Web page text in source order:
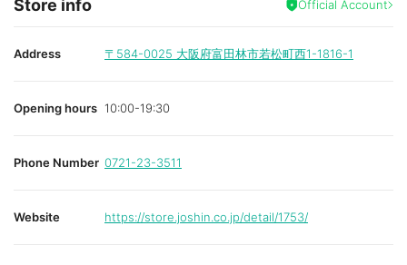
i
t
Store info Official Account
Address 〒584-0025 大阪府富田林市若松町西1-1816-1
Opening hours 10:00-19:30
Phone Number 0721-23-3511
Website https://store.joshin.co.jp/detail/1753/